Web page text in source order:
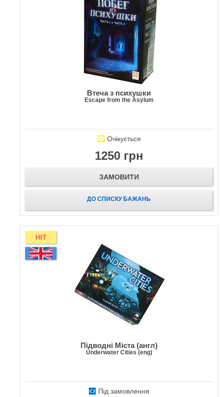
Втеча з психушки
Escape from the Asylum
Очікується
1250 грн
ЗАМОВИТИ
ДО СПИСКУ БАЖАНЬ
HIT
Підводні Міста (англ)
Underwater Cities (eng)
Під замовлення